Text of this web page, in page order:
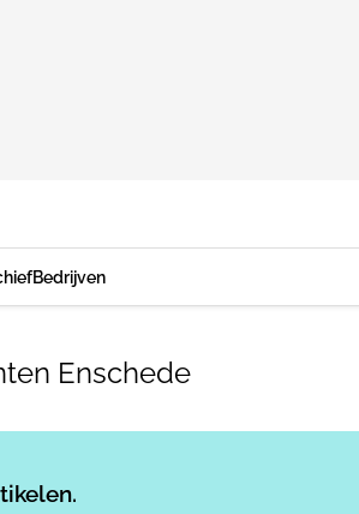
Bedrijven
Enschede